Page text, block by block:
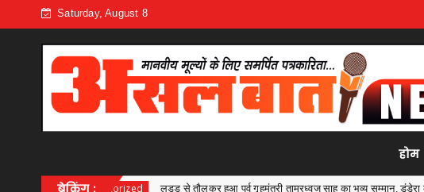
Saturday, August 8
होम
ब्रेकिंग :
लड्डू से तौलकर हुआ पूर्व गृहमंत्री ताम्रध्वज साहू का भव्य सम्मान, डुंडेरा के जन्मोत्सव में उमड़ा जनसैलाब